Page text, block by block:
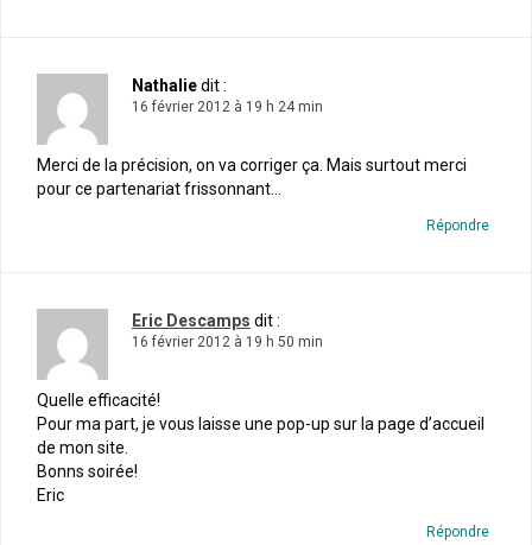
Nathaliedit :
16 février 2012 à 19 h 24 min
Merci de la précision, on va corriger ça. Mais surtout merci
pour ce partenariat frissonnant…
Répondre
Eric Descamps dit :
16 février 2012 à 19 h 50 min
Quelle efficacité!
Pour ma part, je vous laisse une pop-up sur la page d’accueil
de mon site.
Bonns soirée!
Eric
Répondre